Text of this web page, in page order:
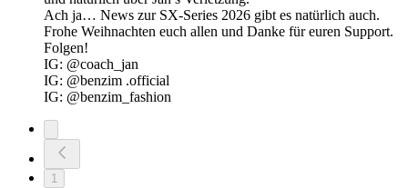
Ach ja… News zur SX-Series 2026 gibt es natürlich auch.
Frohe Weihnachten euch allen und Danke für euren Support.
Folgen!
IG: @‌coach_jan
IG: @‌benzim .official
IG: @‌benzim_fashion
1